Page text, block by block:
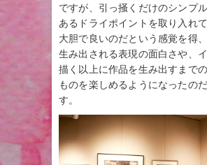
ですが、引っ掻くだけのシンプ
あるドライポイントを取り入れて
大胆で良いのだという感覚を得
生み出される表現の面白さや、
描く以上に作品を生み出すまで
ものを楽しめるようになったの
す。